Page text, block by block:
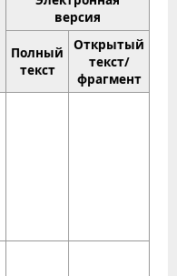
версия
Полный
текст
Открытый
текст/
фрагмент